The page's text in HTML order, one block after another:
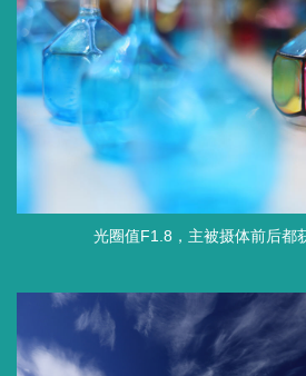
光圈值F1.8，主被摄体前后都